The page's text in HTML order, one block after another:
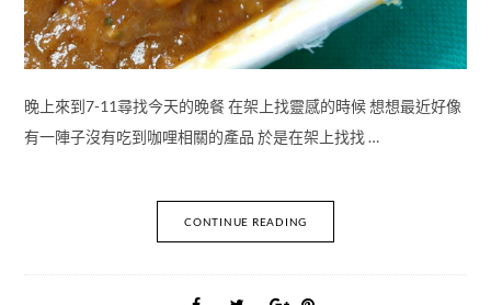
晚上來到7-11尋找今天的晚餐 在架上找靈感的時候 想想最近好像
有一陣子沒有吃到咖哩相關的產品 於是在架上找找 …
CONTINUE READING